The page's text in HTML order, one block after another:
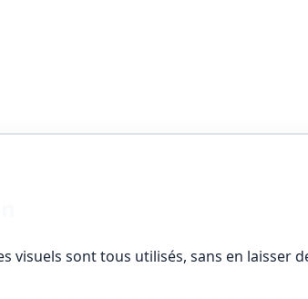
visuels sont tous utilisés, sans en